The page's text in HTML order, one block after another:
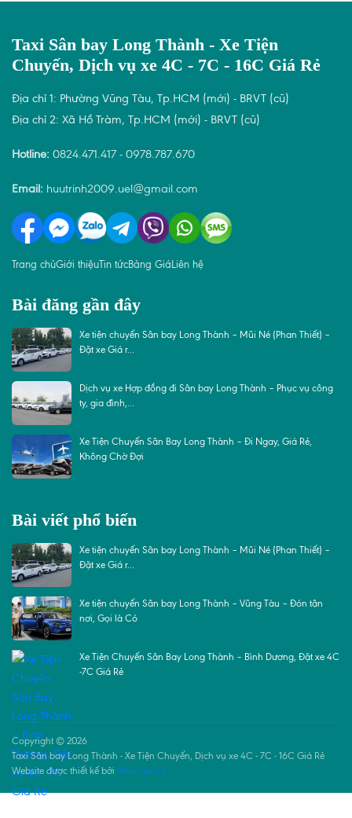
Taxi Sân bay Long Thành - Xe Tiện
Chuyến, Dịch vụ xe 4C - 7C - 16C Giá Rẻ
Địa chỉ 1: Phường Vũng Tàu, Tp.HCM (mới) - BRVT (cũ)
Địa chỉ 2: Xã Hồ Tràm, Tp.HCM (mới) - BRVT (cũ)
Hotline: 0824.471.417 - 0978.787.670
Email: huutrinh2009.uel@gmail.com
Trang chủGiới thiệuTin tứcBảng Giá Liên hệ
Bài đăng gần đây
Xe tiện chuyến Sân bay Long Thành – Mũi Né (Phan Thiết) –
Đặt xe Giá r...
Dịch vụ xe Hợp đồng đi Sân bay Long Thành – Phục vụ công
ty, gia đình,...
Xe Tiện Chuyến Sân Bay Long Thành – Đi Ngay, Giá Rẻ,
Không Chờ Đợi
Bài viết phổ biến
Xe tiện chuyến Sân bay Long Thành – Mũi Né (Phan Thiết) –
Đặt xe Giá r...
Xe tiện chuyến Sân bay Long Thành – Vũng Tàu – Đón tận
nơi, Gọi là Có
Xe Tiện Chuyến Sân Bay Long Thành – Bình Dương, Đặt xe 4C
-7C Giá Rẻ
Copyright © 2026
Taxi Sân bay Long Thành - Xe Tiện Chuyến, Dịch vụ xe 4C - 7C - 16C Giá Rẻ
Website được thiết kế bởi Web Giá Rẻ